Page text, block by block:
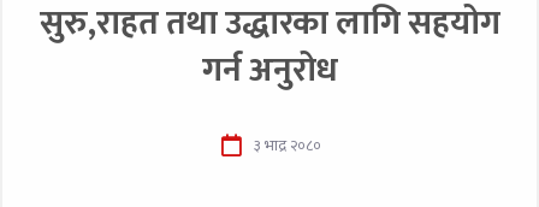
सुरु,राहत तथा उद्धारका लागि सहयोग
गर्न अनुरोध
३ भाद्र २०८०